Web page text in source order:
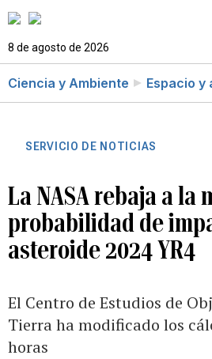
8 de agosto de 2026
Ciencia y Ambiente Espacio y
SERVICIO DE NOTICIAS
La NASA rebaja a la
probabilidad de
asteroide 2024 YR4
El Centro de Estudios de
Tierra ha modificado los
horas